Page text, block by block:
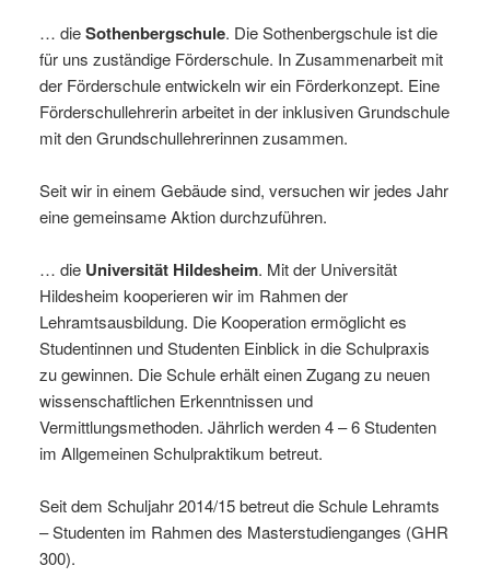
… dieSothenbergschule. Die Sothenbergschule ist die
für uns zuständige Förderschule. In Zusammenarbeit mit
der Förderschule entwickeln wir ein Förderkonzept. Eine
Förderschullehrerin arbeitet in der inklusiven Grundschule
mit den Grundschullehrerinnen zusammen.
Seit wir in einem Gebäude sind, versuchen wir jedes Jahr
eine gemeinsame Aktion durchzuführen.
… die Universität Hildesheim. Mit der Universität
Hildesheim kooperieren wir im Rahmen der
Lehramtsausbildung. Die Kooperation ermöglicht es
Studentinnen und Studenten Einblick in die Schulpraxis
zu gewinnen. Die Schule erhält einen Zugang zu neuen
wissenschaftlichen Erkenntnissen und
Vermittlungsmethoden. Jährlich werden 4 – 6 Studenten
im Allgemeinen Schulpraktikum betreut.
Seit dem Schuljahr 2014/15 betreut die Schule Lehramts
– Studenten im Rahmen des Masterstudienganges (GHR
300).